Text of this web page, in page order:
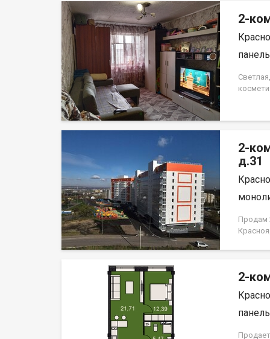
Для
2-
дворец
2-
д.31
Продам
2-